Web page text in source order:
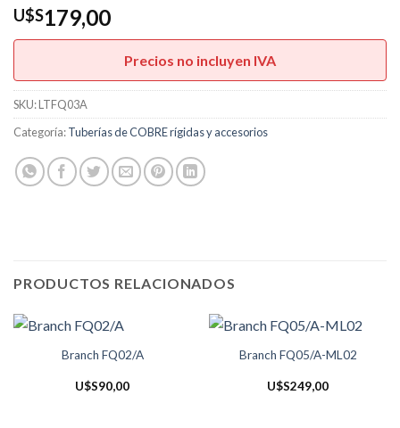
U$S179,00
Precios no incluyen IVA
SKU:LTFQ03A
Categoría:Tuberías de COBRE rígidas y accesorios
PRODUCTOS RELACIONADOS
Branch FQ02/A
U$S90,00
Branch FQ05/A-ML02
U$S249,00